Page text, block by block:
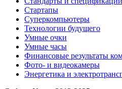
Стартапы
Суперкомпьютеры
Технологии будущего
Умные очки
Умные часы
Финансовые результаты
Фото- и видеокамеры
Энергетика и